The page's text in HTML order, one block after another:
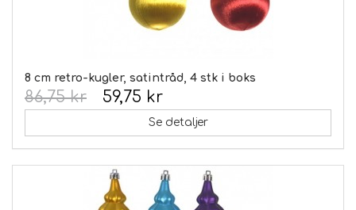
8 cm retro-kugler, satintråd, 4 stk i boks
59,75 kr
86,75 kr
Se detaljer